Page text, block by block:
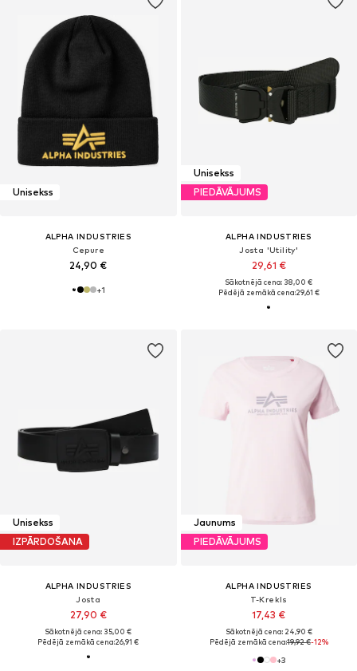
Unisekss
ALPHA INDUSTRIES
Cepure
24,90 €
+1
Unisekss
PIEDĀVĀJUMS
ALPHA INDUSTRIES
Josta 'Utility'
29,61 €
Sākotnējā cena: 38,00 €
Pēdējā zemākā cena:29,61 €
Unisekss
IZPĀRDOŠANA
ALPHA INDUSTRIES
Josta
27,90 €
Sākotnējā cena: 35,00 €
Pēdējā zemākā cena:26,91 €
Jaunums
PIEDĀVĀJUMS
ALPHA INDUSTRIES
T-Krekls
17,43 €
Sākotnējā cena: 24,90 €
Pēdējā zemākā cena:19,92 €-12%
+3